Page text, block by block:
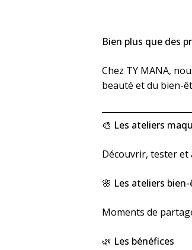
Bien plus que des
Chez TY MANA,
beauté et du bien-
🎨 Les ateliers
Découvrir, tester et
🌸 Les ateliers
Moments de
🌿 Les bénéfices